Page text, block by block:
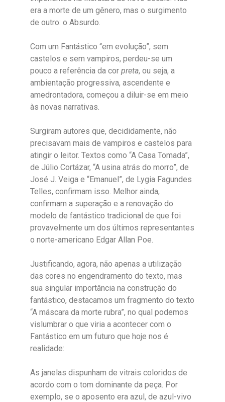
era a morte de um gênero, mas o surgimento
de outro: o Absurdo.
Com um Fantástico “em evolução”, sem
castelos e sem vampiros, perdeu-se um
pouco a referência da cor preta, ou seja, a
ambientação progressiva, ascendente e
amedrontadora, começou a diluir-se em meio
às novas narrativas.
Surgiram autores que, decididamente, não
precisavam mais de vampiros e castelos para
atingir o leitor. Textos como “A Casa Tomada”,
de Júlio Cortázar, “A usina atrás do morro”, de
José J. Veiga e “Emanuel”, de Lygia Fagundes
Telles, confirmam isso. Melhor ainda,
confirmam a superação e a renovação do
modelo de fantástico tradicional de que foi
provavelmente um dos últimos representantes
o norte-americano Edgar Allan Poe.
Justificando, agora, não apenas a utilização
das cores no engendramento do texto, mas
sua singular importância na construção do
fantástico, destacamos um fragmento do texto
“A máscara da morte rubra”, no qual podemos
vislumbrar o que viria a acontecer com o
Fantástico em um futuro que hoje nos é
realidade:
As janelas dispunham de vitrais coloridos de
acordo com o tom dominante da peça. Por
exemplo, se o aposento era azul, de azul-vivo